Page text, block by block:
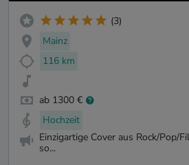
(3)
Mainz
116 km
ab 1300 €
Hochzeit
Einzigartige Cover aus Rock/Pop/
so...